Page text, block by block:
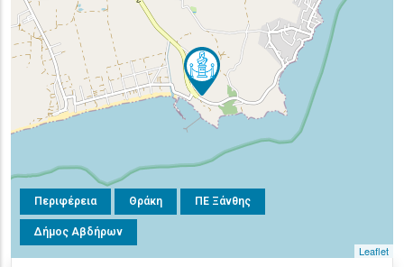
Περιφέρεια Θράκη ΠΕ Ξάνθης
Δήμος Αβδήρων
Leaflet